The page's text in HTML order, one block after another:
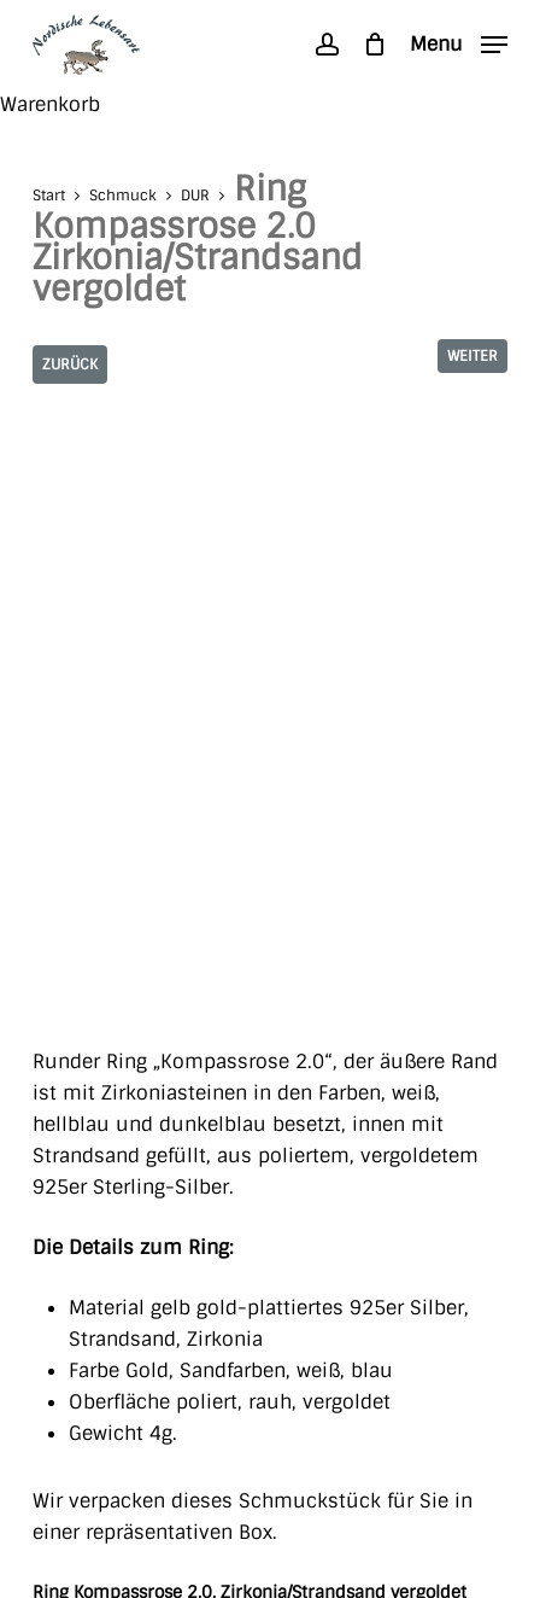
content
accountMenu
WarenkorbClose
Start Schmuck DUR
Ring
Kompassrose 2.0
Zirkonia/Strandsand
vergoldet
ZURÜCK WEITER
Runder Ring „Kompassrose 2.0“, der äußere Rand
ist mit Zirkoniasteinen in den Farben, weiß,
hellblau und dunkelblau besetzt, innen mit
Strandsand gefüllt, aus poliertem, vergoldetem
925er Sterling-Silber.
Die Details zum Ring:
Material gelb gold-plattiertes 925er Silber,
Strandsand, Zirkonia
Farbe Gold, Sandfarben, weiß, blau
Oberfläche poliert, rauh, vergoldet
Gewicht 4g.
Wir verpacken dieses Schmuckstück für Sie in
einer repräsentativen Box.
Ring Kompassrose 2.0. Zirkonia/Strandsand vergoldet